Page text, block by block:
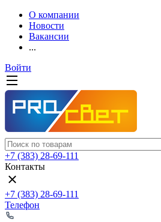
О компании
Новости
Вакансии
...
Войти
+7 (383) 28-69-111
Контакты
+7 (383) 28-69-111
Телефон